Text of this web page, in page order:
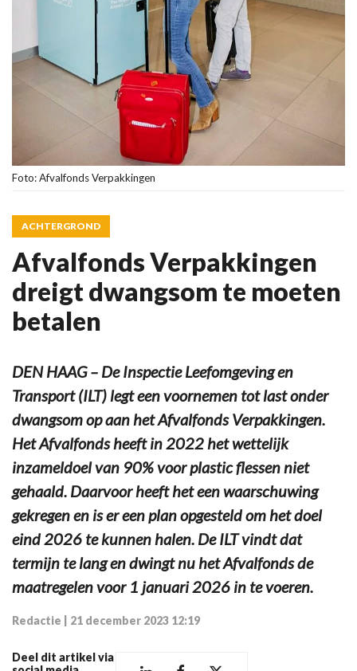
Foto: Afvalfonds Verpakkingen
ACHTERGROND
Afvalfonds Verpakkingen
dreigt dwangsom te moeten
betalen
DEN HAAG – De Inspectie Leefomgeving en
Transport (ILT) legt een voornemen tot last onder
dwangsom op aan het Afvalfonds Verpakkingen.
Het Afvalfonds heeft in 2022 het wettelijk
inzameldoel van 90% voor plastic flessen niet
gehaald. Daarvoor heeft het een waarschuwing
gekregen en is er een plan opgesteld om het doel
eind 2026 te kunnen halen. De ILT vindt dat
termijn te lang en dwingt nu het Afvalfonds de
maatregelen voor 1 januari 2026 in te voeren.
Redactie 21 december 2023 12:19
Deel dit artikel via